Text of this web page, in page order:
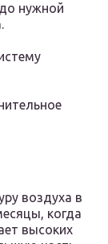
нужной
воздуха в
когда
высоких